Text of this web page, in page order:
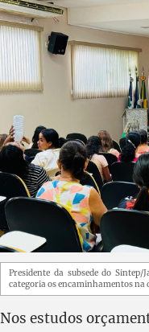
Presidente da subsede do
categoria os encaminhamentos na
Nos estudos